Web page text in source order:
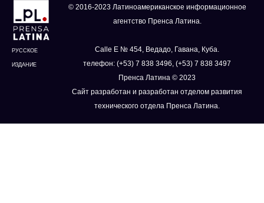
РУССКОЕ
ИЗДАНИЕ
© 2016-2023 Латиноамериканское информационное
агентство Пренса Латина.
Calle E № 454, Ведадо, Гавана, Куба.
телефон: (+53) 7 838 3496, (+53) 7 838 3497
Пренса Латина © 2023
Сайт разработан и разработан отделом развития
технического отдела Пренса Латина.